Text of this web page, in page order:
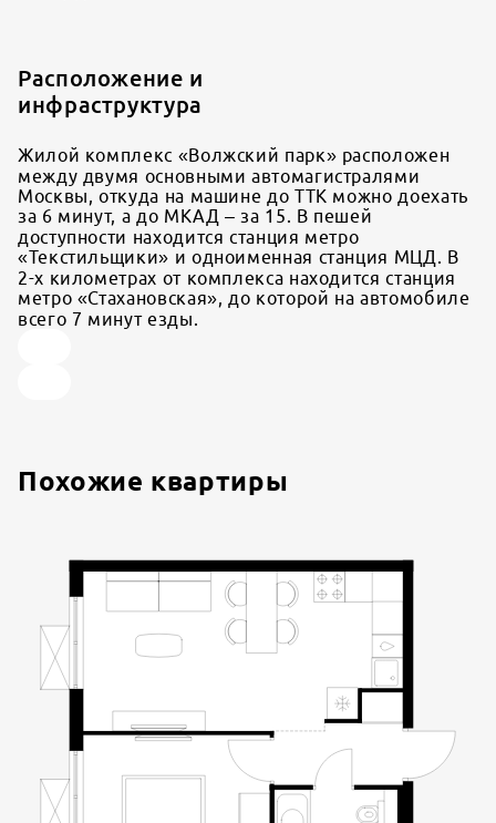
Расположение и
инфраструктура
Жилой комплекс «Волжский парк» расположен
между двумя основными автомагистралями
Москвы, откуда на машине до ТТК можно доехать
за 6 минут, а до МКАД – за 15. В пешей
доступности находится станция метро
«Текстильщики» и одноименная станция МЦД. В
2-х километрах от комплекса находится станция
метро «Стахановская», до которой на автомобиле
всего 7 минут езды.
Похожие квартиры